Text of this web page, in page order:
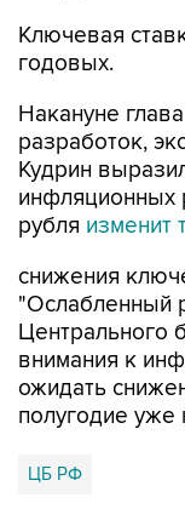
Ключевая
годовых.
Накануне
разработок,
Кудрин
инфляционных
рубля изменит
снижения
"Ослабленный
Центрального
внимания к
ожидать
полугодие уже
ЦБ РФ